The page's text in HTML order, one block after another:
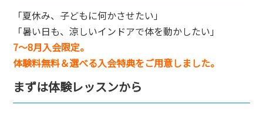
「夏休み、子どもに何かさせたい」
「暑い日も、涼しいインドアで体を動かしたい」
7〜8月入会限定。
体験料無料＆選べる入会特典をご用意しました。
まずは体験レッスンから